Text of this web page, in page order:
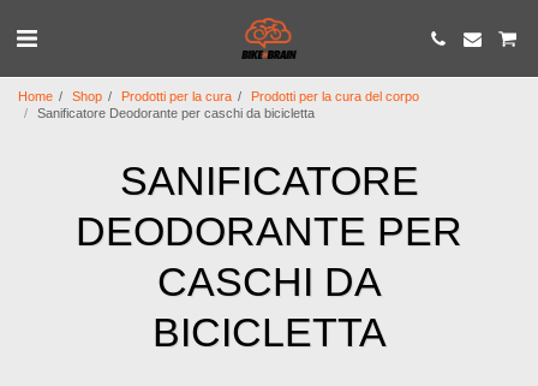
Home Shop Prodotti per la cura
Prodotti per la cura del corpo
Sanificatore Deodorante per caschi da bicicletta
SANIFICATORE
DEODORANTE PER
CASCHI DA
BICICLETTA